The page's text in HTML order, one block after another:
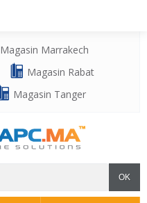
Magasin Marrakech
Magasin Rabat
Magasin Tanger
OK